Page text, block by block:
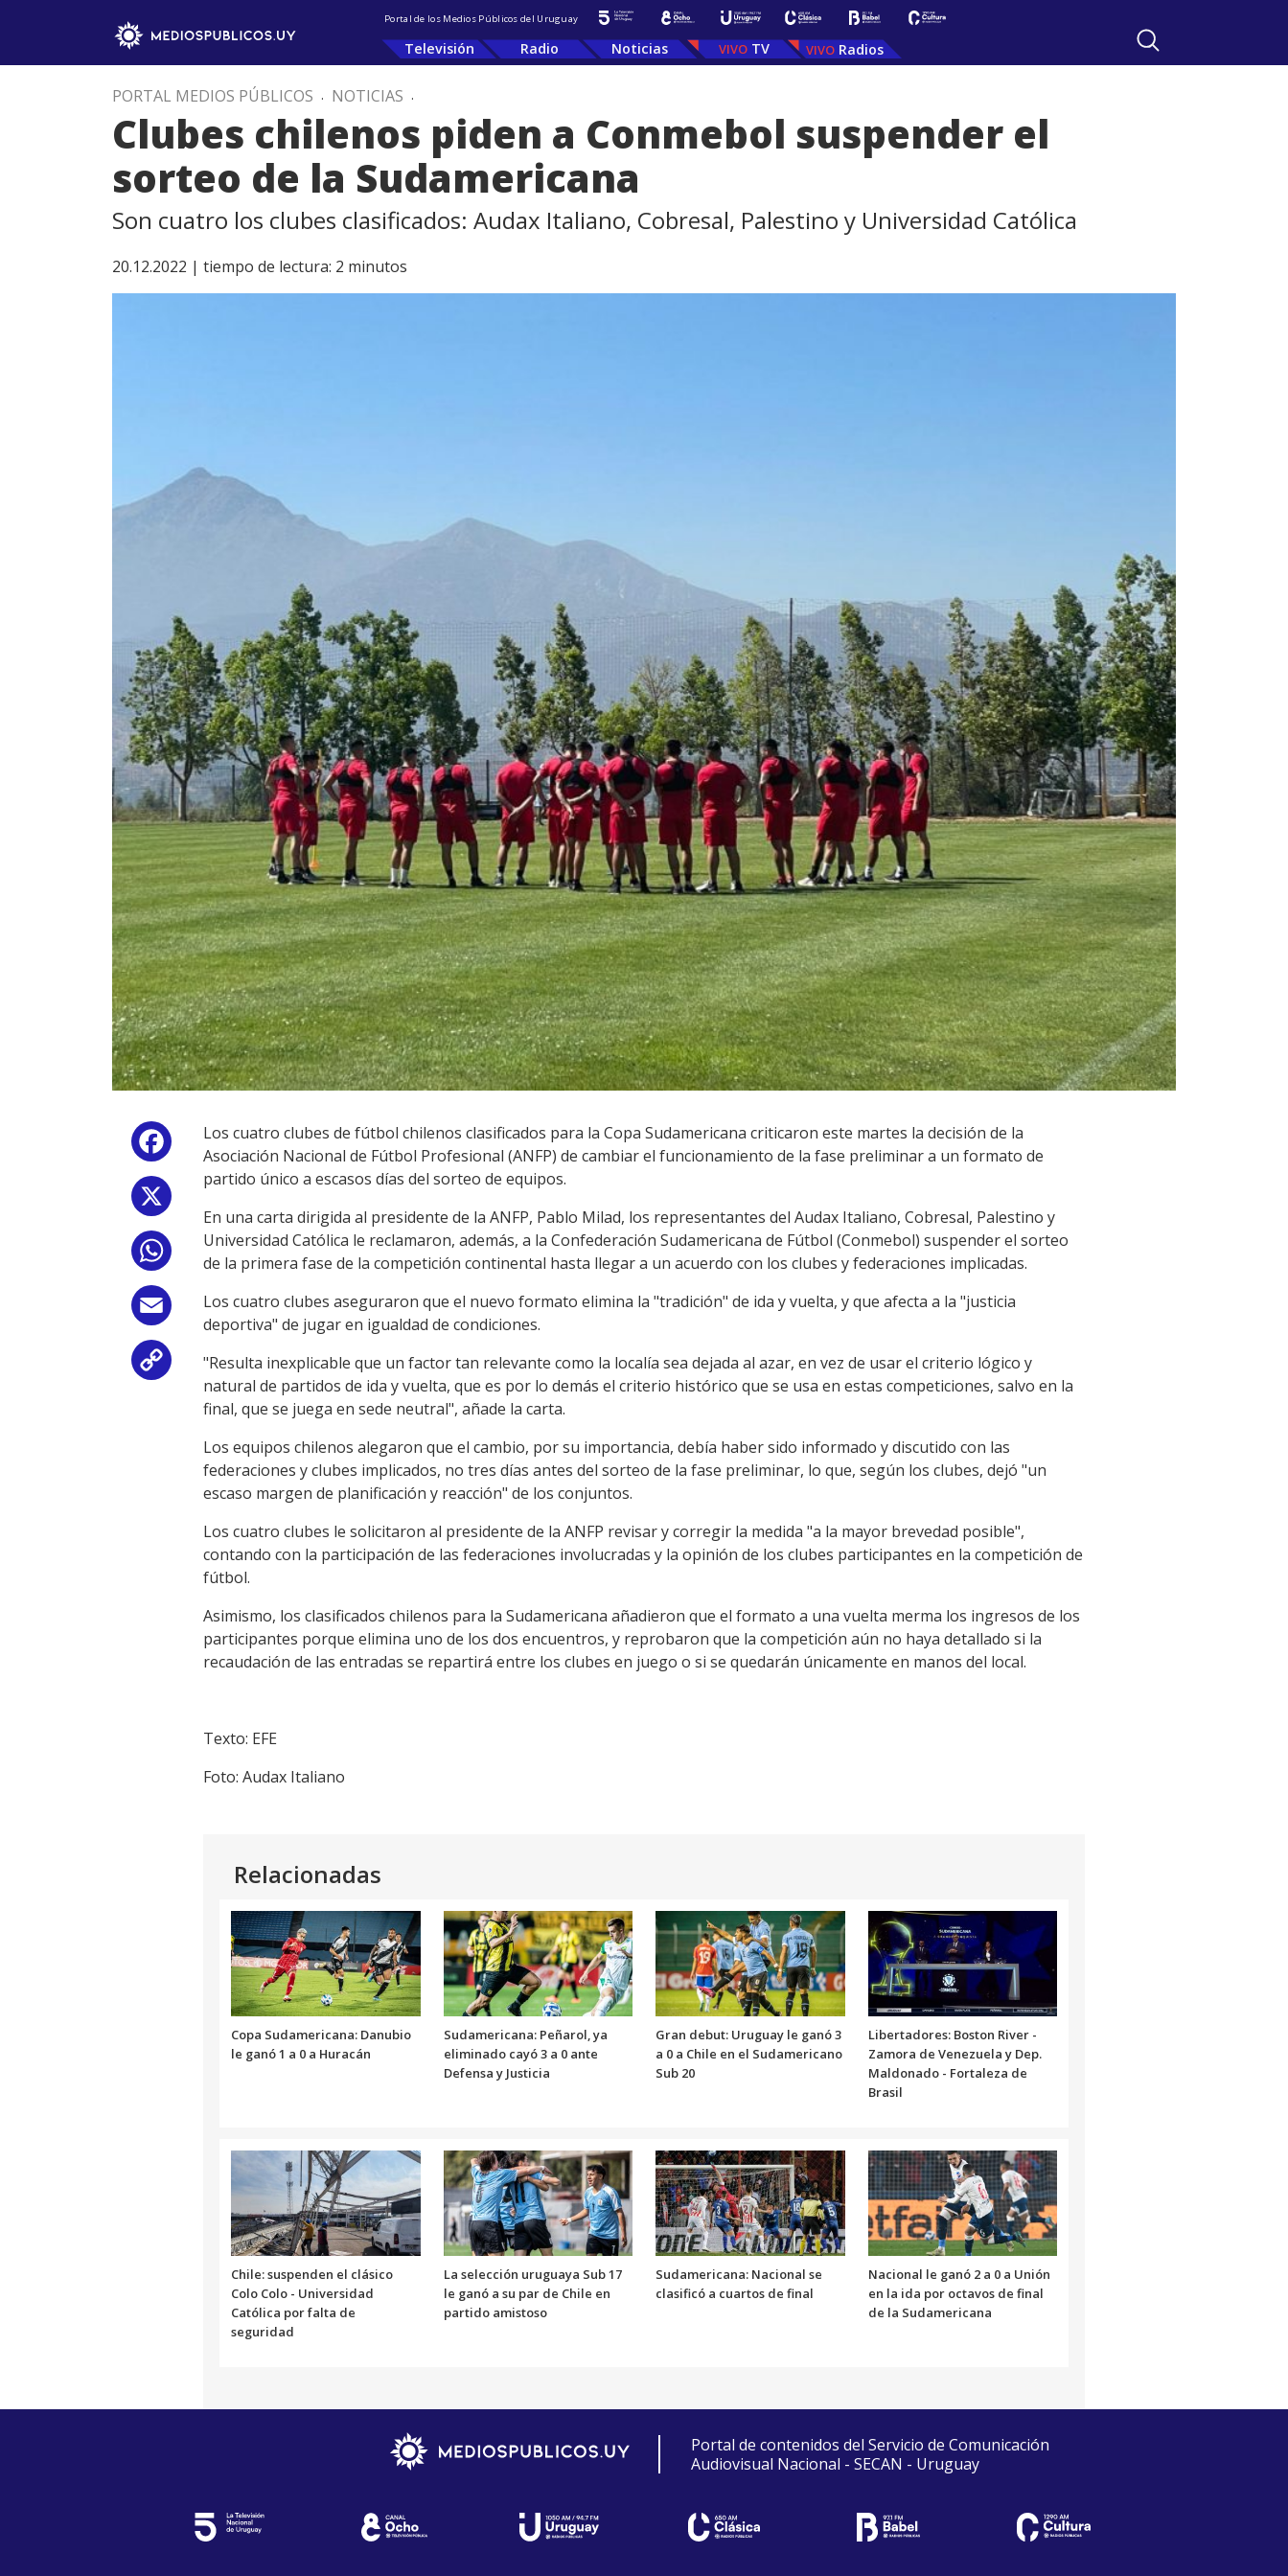
Portal de los Medios Públicos del Uruguay
Televisión Radio Noticias TV Radios
PORTAL MEDIOS PÚBLICOS . NOTICIAS .
Clubes chilenos piden a Conmebol suspender el
sorteo de la Sudamericana
Son cuatro los clubes clasificados: Audax Italiano, Cobresal, Palestino y Universidad Católica
20.12.2022 | tiempo de lectura: 2 minutos
Facebook
WhatsApp
Email
Copy
Link
Los cuatro clubes de fútbol chilenos clasificados para la Copa Sudamericana criticaron este martes la decisión de la
Asociación Nacional de Fútbol Profesional (ANFP) de cambiar el funcionamiento de la fase preliminar a un formato de
partido único a escasos días del sorteo de equipos.
En una carta dirigida al presidente de la ANFP, Pablo Milad, los representantes del Audax Italiano, Cobresal, Palestino y
Universidad Católica le reclamaron, además, a la Confederación Sudamericana de Fútbol (Conmebol) suspender el sorteo
de la primera fase de la competición continental hasta llegar a un acuerdo con los clubes y federaciones implicadas.
Los cuatro clubes aseguraron que el nuevo formato elimina la "tradición" de ida y vuelta, y que afecta a la "justicia
deportiva" de jugar en igualdad de condiciones.
"Resulta inexplicable que un factor tan relevante como la localía sea dejada al azar, en vez de usar el criterio lógico y
natural de partidos de ida y vuelta, que es por lo demás el criterio histórico que se usa en estas competiciones, salvo en la
final, que se juega en sede neutral", añade la carta.
Los equipos chilenos alegaron que el cambio, por su importancia, debía haber sido informado y discutido con las
federaciones y clubes implicados, no tres días antes del sorteo de la fase preliminar, lo que, según los clubes, dejó "un
escaso margen de planificación y reacción" de los conjuntos.
Los cuatro clubes le solicitaron al presidente de la ANFP revisar y corregir la medida "a la mayor brevedad posible",
contando con la participación de las federaciones involucradas y la opinión de los clubes participantes en la competición de
fútbol.
Asimismo, los clasificados chilenos para la Sudamericana añadieron que el formato a una vuelta merma los ingresos de los
participantes porque elimina uno de los dos encuentros, y reprobaron que la competición aún no haya detallado si la
recaudación de las entradas se repartirá entre los clubes en juego o si se quedarán únicamente en manos del local.
Texto: EFE
Foto: Audax Italiano
Relacionadas
Copa Sudamericana: Danubio
le ganó 1 a 0 a Huracán
Sudamericana: Peñarol, ya
eliminado cayó 3 a 0 ante
Defensa y Justicia
Gran debut: Uruguay le ganó 3
a 0 a Chile en el Sudamericano
Sub 20
Libertadores: Boston River -
Zamora de Venezuela y Dep.
Maldonado - Fortaleza de
Brasil
Chile: suspenden el clásico
Colo Colo - Universidad
Católica por falta de
seguridad
La selección uruguaya Sub 17
le ganó a su par de Chile en
partido amistoso
Sudamericana: Nacional se
clasificó a cuartos de final
Nacional le ganó 2 a 0 a Unión
en la ida por octavos de final
de la Sudamericana
Portal de contenidos del Servicio de Comunicación
Audiovisual Nacional - SECAN - Uruguay